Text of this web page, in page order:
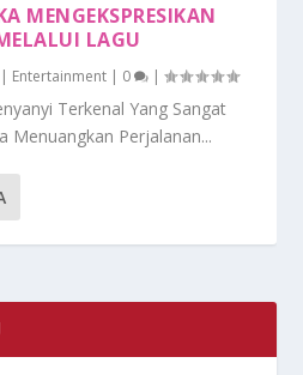
MENGEKSPRESIKAN
LAGU
Entertainment | 0 |
Terkenal Yang Sangat
Menuangkan Perjalanan...